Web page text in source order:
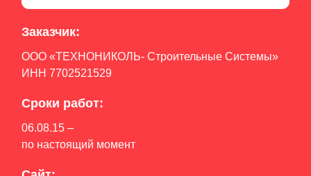
Заказчик:
ООО «ТЕХНОНИКОЛЬ- Строительные Системы»
ИНН 7702521529
Сроки работ:
06.08.15 –
по настоящий момент